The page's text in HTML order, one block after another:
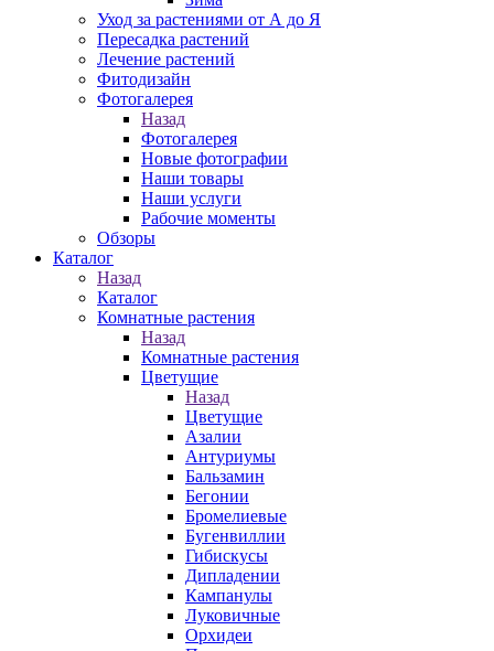
Уход за растениями от А до Я
Пересадка растений
Лечение растений
Фитодизайн
Фотогалерея
Назад
Фотогалерея
Новые фотографии
Наши товары
Наши услуги
Рабочие моменты
Обзоры
Каталог
Назад
Каталог
Комнатные растения
Назад
Комнатные растения
Цветущие
Назад
Цветущие
Азалии
Антуриумы
Бальзамин
Бегонии
Бромелиевые
Бугенвиллии
Гибискусы
Дипладении
Кампанулы
Луковичные
Орхидеи